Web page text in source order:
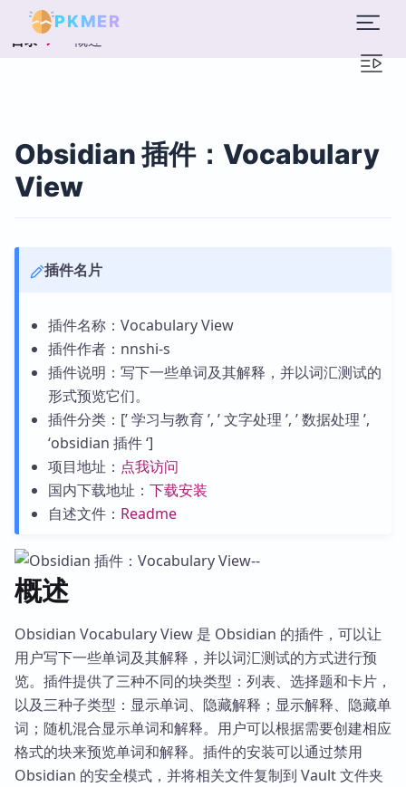
PKMER
目录 概述
Obsidian 插件：Vocabulary
View
插件名片
插件名称：Vocabulary View
插件作者：nnshi-s
插件说明：写下一些单词及其解释，并以词汇测试的
形式预览它们。
插件分类：[’ 学习与教育 ’, ’ 文字处理 ’, ’ 数据处理 ’,
‘obsidian 插件 ‘]
项目地址： 点我访问
国内下载地址： 下载安装
自述文件： Readme
概述
Obsidian Vocabulary View 是 Obsidian 的插件，可以让
用户写下一些单词及其解释，并以词汇测试的方式进行预
览。插件提供了三种不同的块类型：列表、选择题和卡片，
以及三种子类型：显示单词、隐藏解释；显示解释、隐藏单
词；随机混合显示单词和解释。用户可以根据需要创建相应
格式的块来预览单词和解释。插件的安装可以通过禁用
Obsidian 的安全模式，并将相关文件复制到 Vault 文件夹